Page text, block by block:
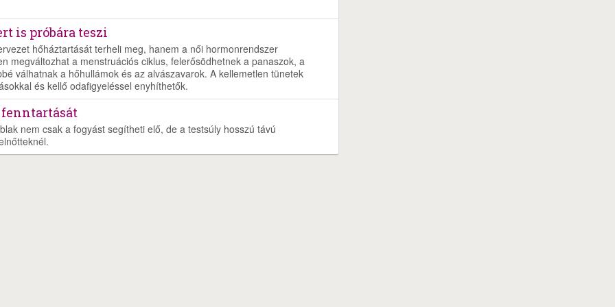
is próbára teszi
hőháztartását terheli meg, hanem a női hormonrendszer
megváltozhat a menstruációs ciklus, felerősödhetnek a panaszok, a
válhatnak a hőhullámok és az alvászavarok. A kellemetlen tünetek
és kellő odafigyeléssel enyhíthetők.
fenntartását
nem csak a fogyást segítheti elő, de a testsúly hosszú távú